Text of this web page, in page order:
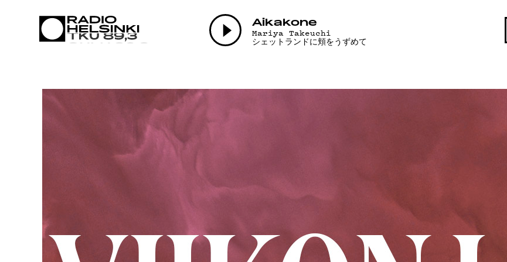
Aikakone
Mariya Takeuchi
シェットランドに頬をうずめて
AJANKOHTAISTA
OHJELMAT
TEKIJÄT
ON-DEMAND
PODCAST
MAINOSTA